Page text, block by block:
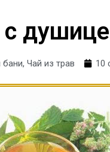
бани,Чай из трав 10